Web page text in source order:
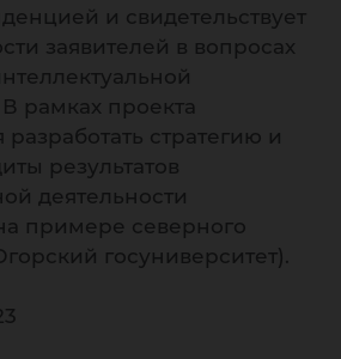
и свидетельствует
заявителей в вопросах
рамках проекта
разработать стратегию и
результатов
деятельности
примере северного
госуниверситет).